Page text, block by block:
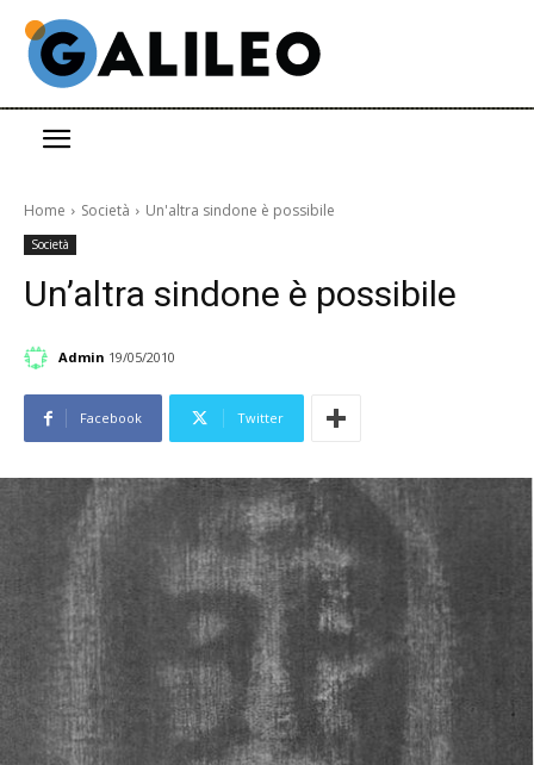
Home Società Un'altra sindone è possibile
Società
Un’altra sindone è possibile
Admin 19/05/2010
Facebook Twitter